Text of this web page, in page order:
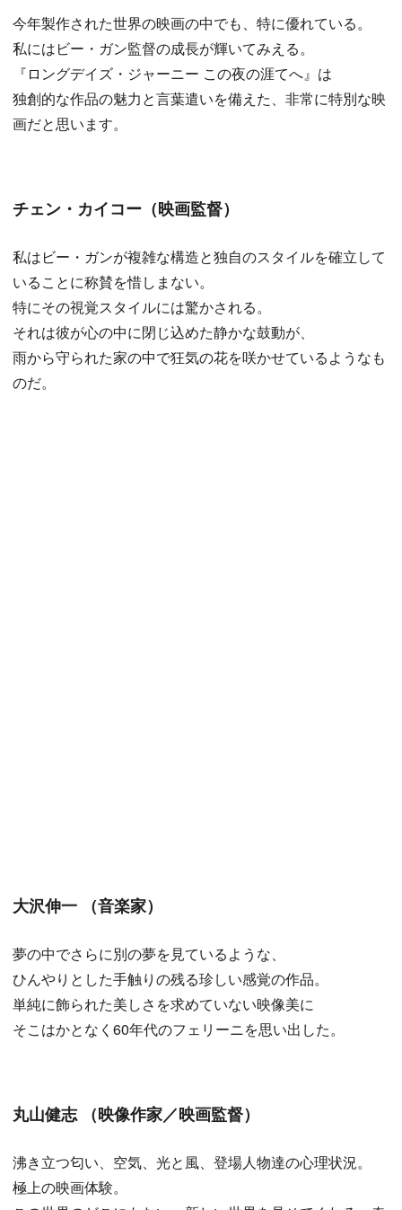
今年製作された世界の映画の中でも、特に優れている。
私にはビー・ガン監督の成長が輝いてみえる。
『ロングデイズ・ジャーニー この夜の涯てへ』は
独創的な作品の魅力と言葉遣いを備えた、非常に特別な映
画だと思います。
チェン・カイコー（映画監督）
私はビー・ガンが複雑な構造と独自のスタイルを確立して
いることに称賛を惜しまない。
特にその視覚スタイルには驚かされる。
それは彼が心の中に閉じ込めた静かな鼓動が、
雨から守られた家の中で狂気の花を咲かせているようなも
のだ。
大沢伸一 （音楽家）
夢の中でさらに別の夢を見ているような、
ひんやりとした手触りの残る珍しい感覚の作品。
単純に飾られた美しさを求めていない映像美に
そこはかとなく60年代のフェリーニを思い出した。
丸山健志 （映像作家／映画監督）
沸き立つ匂い、空気、光と風、登場人物達の心理状況。
極上の映画体験。